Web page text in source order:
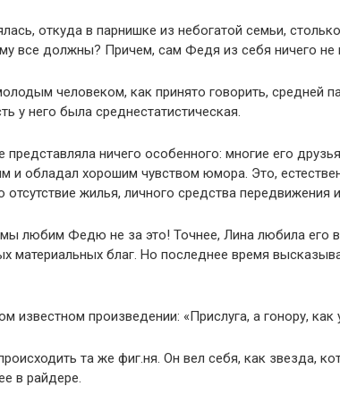
откуда в парнишке из небогатой семьи,
все должны? Причем, сам Федя из себя ничего не
человеком, как принято говорить, средней
у него была среднестатистическая.
представляла ничего особенного: многие его
и обладал хорошим чувством юмора. Это,
отсутствие жилья, личного средства передвижения
мы любим Федю не за это! Точнее, Лина любила его
материальных благ. Но последнее время
известном произведении: «Прислуга, а гонору, как
та же фиг.ня. Он вел себя, как звезда,
в райдере.